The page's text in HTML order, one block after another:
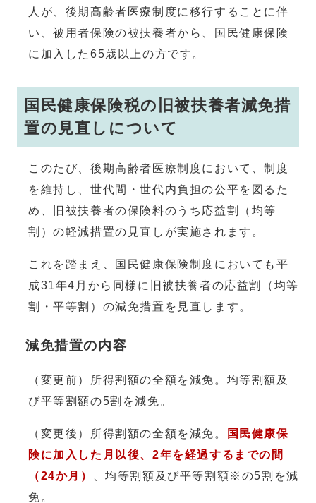
人が、後期高齢者医療制度に移行することに伴
い、被用者保険の被扶養者から、国民健康保険
に加入した65歳以上の方です。
国民健康保険税の旧被扶養者減免措
置の見直しについて
このたび、後期高齢者医療制度において、制度
を維持し、世代間・世代内負担の公平を図るた
め、旧被扶養者の保険料のうち応益割（均等
割）の軽減措置の見直しが実施されます。
これを踏まえ、国民健康保険制度においても平
成31年4月から同様に旧被扶養者の応益割（均等
割・平等割）の減免措置を見直します。
減免措置の内容
（変更前）所得割額の全額を減免。均等割額及
び平等割額の5割を減免。
（変更後）所得割額の全額を減免。
国民健康保
険に加入した月以後、2年を経過するまでの間
（24か月）
、均等割額及び平等割額※の5割を減
免。